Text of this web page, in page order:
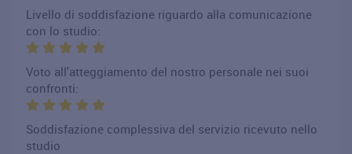
Livello di soddisfazione riguardo alla comunicazione
con lo studio:
Voto all'atteggiamento del nostro personale nei suoi
confronti:
Soddisfazione complessiva del servizio ricevuto nello
studio